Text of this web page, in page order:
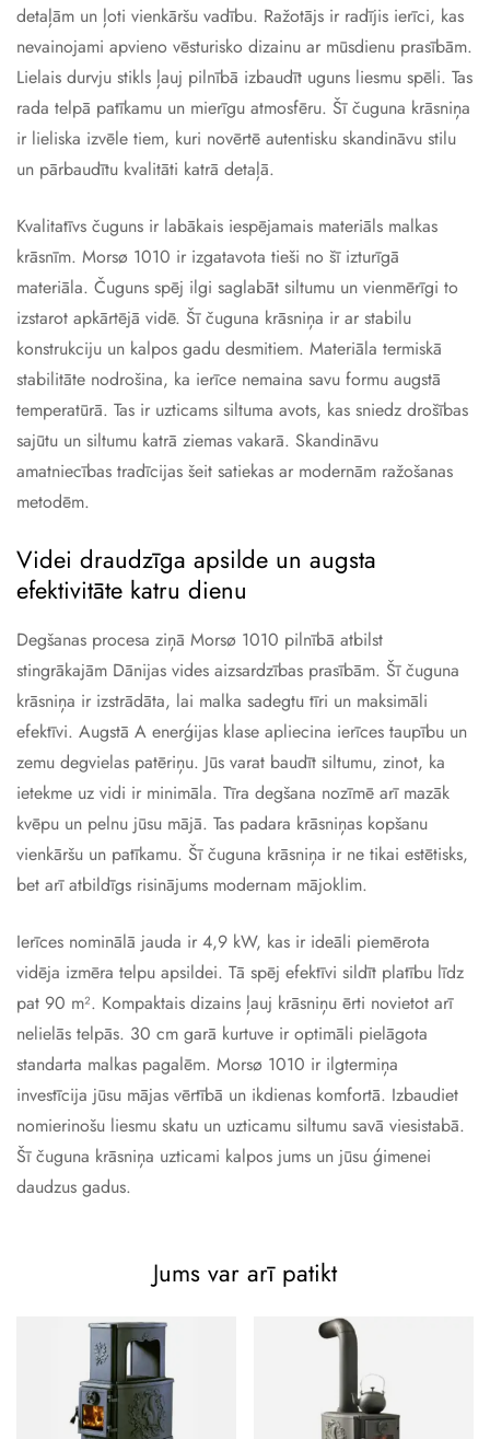
detaļām un ļoti vienkāršu vadību. Ražotājs ir radījis ierīci, kas
nevainojami apvieno vēsturisko dizainu ar mūsdienu prasībām.
Lielais durvju stikls ļauj pilnībā izbaudīt uguns liesmu spēli. Tas
rada telpā patīkamu un mierīgu atmosfēru. Šī čuguna krāsniņa
ir lieliska izvēle tiem, kuri novērtē autentisku skandināvu stilu
un pārbaudītu kvalitāti katrā detaļā.
Kvalitatīvs čuguns ir labākais iespējamais materiāls malkas
krāsnīm. Morsø 1010 ir izgatavota tieši no šī izturīgā
materiāla. Čuguns spēj ilgi saglabāt siltumu un vienmērīgi to
izstarot apkārtējā vidē. Šī čuguna krāsniņa ir ar stabilu
konstrukciju un kalpos gadu desmitiem. Materiāla termiskā
stabilitāte nodrošina, ka ierīce nemaina savu formu augstā
temperatūrā. Tas ir uzticams siltuma avots, kas sniedz drošības
sajūtu un siltumu katrā ziemas vakarā. Skandināvu
amatniecības tradīcijas šeit satiekas ar modernām ražošanas
metodēm.
Videi draudzīga apsilde un augsta
efektivitāte katru dienu
Degšanas procesa ziņā Morsø 1010 pilnībā atbilst
stingrākajām Dānijas vides aizsardzības prasībām. Šī čuguna
krāsniņa ir izstrādāta, lai malka sadegtu tīri un maksimāli
efektīvi. Augstā A enerģijas klase apliecina ierīces taupību un
zemu degvielas patēriņu. Jūs varat baudīt siltumu, zinot, ka
ietekme uz vidi ir minimāla. Tīra degšana nozīmē arī mazāk
kvēpu un pelnu jūsu mājā. Tas padara krāsniņas kopšanu
vienkāršu un patīkamu. Šī čuguna krāsniņa ir ne tikai estētisks,
bet arī atbildīgs risinājums modernam mājoklim.
Ierīces nominālā jauda ir 4,9 kW, kas ir ideāli piemērota
vidēja izmēra telpu apsildei. Tā spēj efektīvi sildīt platību līdz
pat 90 m². Kompaktais dizains ļauj krāsniņu ērti novietot arī
nelielās telpās. 30 cm garā kurtuve ir optimāli pielāgota
standarta malkas pagalēm. Morsø 1010 ir ilgtermiņa
investīcija jūsu mājas vērtībā un ikdienas komfortā. Izbaudiet
nomierinošu liesmu skatu un uzticamu siltumu savā viesistabā.
Šī čuguna krāsniņa uzticami kalpos jums un jūsu ģimenei
daudzus gadus.
Jums var arī patikt